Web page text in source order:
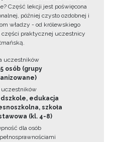
Część lekcji jest poświęcona
później czysto ozdobnej i
władzy - od królewskiego
części praktycznej uczestnicy
uczestników
osób (grupy
edukacja
szkoła
(kl. 4-8)
dla osób